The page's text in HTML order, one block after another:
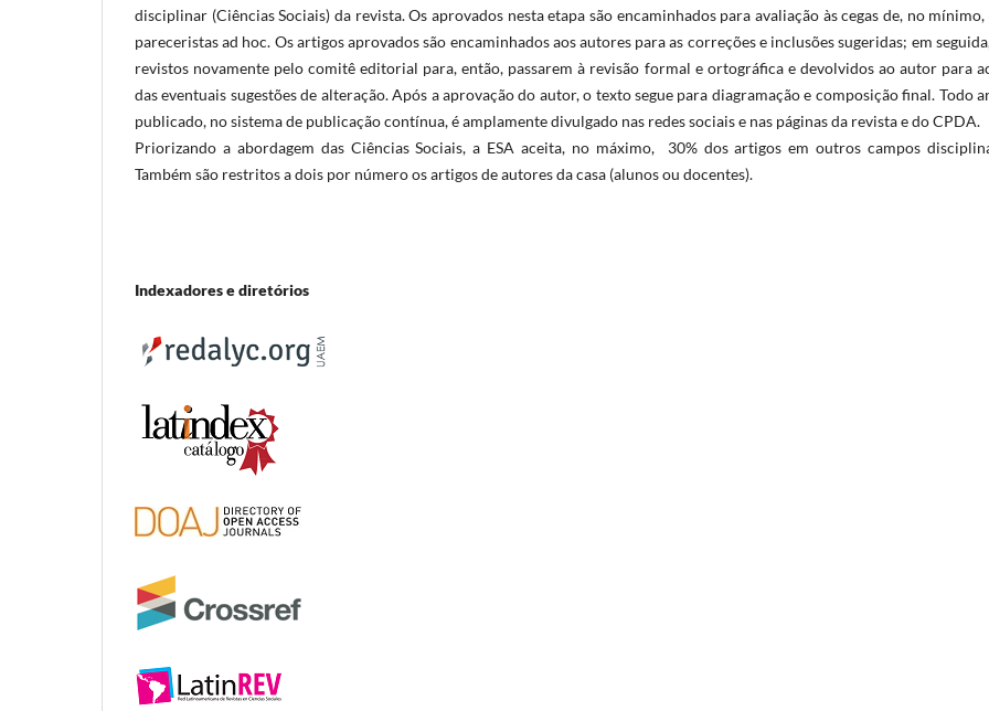
disciplinar (Ciências Sociais) da revista. Os aprovados nesta etapa são encaminhados para avaliação às cegas de, no
pareceristas ad hoc. Os artigos aprovados são encaminhados aos autores para as correções e inclusões sugeridas; em
revistos novamente pelo comitê editorial para, então, passarem à revisão formal e ortográfica e devolvidos ao autor para
das eventuais sugestões de alteração. Após a aprovação do autor, o texto segue para diagramação e composição final. Todo
publicado, no sistema de publicação contínua, é amplamente divulgado nas redes sociais e nas páginas da revista e do CPDA.
Priorizando a abordagem das Ciências Sociais, a ESA aceita, no máximo, 30% dos artigos em outros campos
Também são restritos a dois por número os artigos de autores da casa (alunos ou docentes).
Indexadores e diretórios